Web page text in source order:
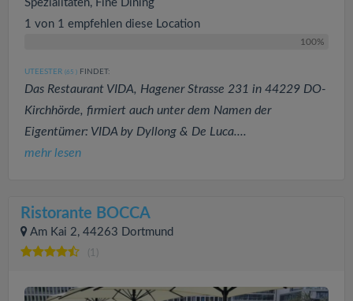
Spezialitäten, Fine Dining
1 von 1 empfehlen diese Location
100%
UTEESTER (65 ) FINDET:
Das Restaurant VIDA, Hagener Strasse 231 in 44229 DO-
Kirchhörde, firmiert auch unter dem Namen der
Eigentümer: VIDA by Dyllong & De Luca....
mehr lesen
Ristorante BOCCA
Am Kai 2, 44263 Dortmund
(1)